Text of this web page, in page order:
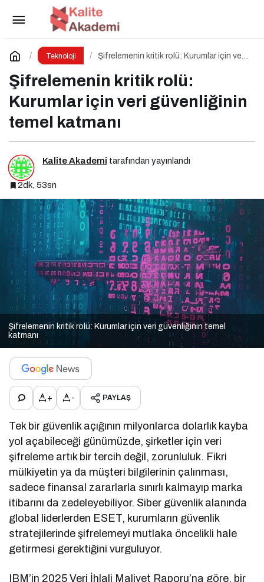
Teknoloji
Şifrelemenin kritik rolü: Kurumlar için veri
Şifrelemenin kritik rolü:
Kurumlar için veri güvenliğinin
temel katmanı
Kalite Akademi tarafından yayınlandı
2dk, 53sn
Şifrelemenin kritik rolü: Kurumlar için veri güvenliğinin temel
katmanı
+ - PAYLAŞ
Tek bir güvenlik açığının milyonlarca dolarlık kayba
yol açabileceği günümüzde, şirketler için veri
şifreleme artık bir tercih değil, zorunluluk. Fikri
mülkiyetin ya da müşteri bilgilerinin çalınması,
sadece finansal zararlarla sınırlı kalmayıp marka
itibarını da zedeleyebiliyor. Siber güvenlik alanında
global liderlerden ESET, kurumların güvenlik
stratejilerinde şifrelemeyi mutlaka öncelikli hale
getirmesi gerektiğini vurguluyor.
IBM’in 2025 Veri İhlali Maliyet Raporu’na göre, bir
Merkeziyetsiz Depolama: Verinin Geleceği
Web3 ile Şekilleniyor
Yorum Yap